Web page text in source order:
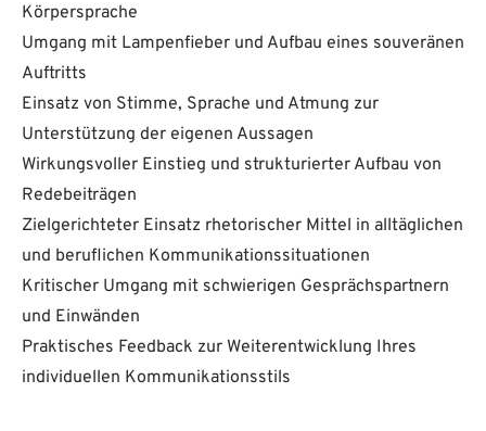
Körpersprache
Umgang mit Lampenfieber und Aufbau eines souveränen
Auftritts
Einsatz von Stimme, Sprache und Atmung zur
Unterstützung der eigenen Aussagen
Wirkungsvoller Einstieg und strukturierter Aufbau von
Redebeiträgen
Zielgerichteter Einsatz rhetorischer Mittel in alltäglichen
und beruflichen Kommunikationssituationen
Kritischer Umgang mit schwierigen Gesprächspartnern
und Einwänden
Praktisches Feedback zur Weiterentwicklung Ihres
individuellen Kommunikationsstils